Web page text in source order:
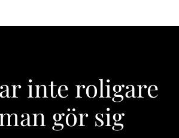
inte roligare
gör sig